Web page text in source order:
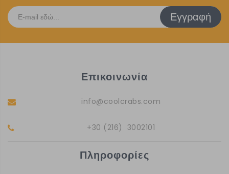
Εγγραφή
Επικοινωνία
info@coolcrabs.com
+30 (216) 3002101
Πληροφορίες